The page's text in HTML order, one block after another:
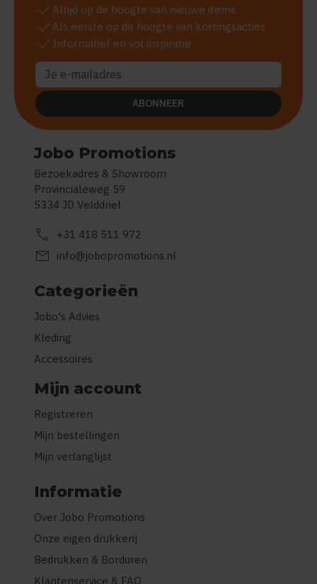
Jobo Promotions
Bezoekadres & Showroom
Provincialeweg 59
5334 JD Velddriel
call +31 418 511 972
mail info@jobopromotions.nl
Categorieën
Jobo's Advies
Kleding
Accessoires
Mijn account
Registreren
Mijn bestellingen
Mijn verlanglijst
Informatie
Over Jobo Promotions
Onze eigen drukkerij
Bedrukken & Borduren
Klantenservice & FAQ
check Altijd op de hoogte van nieuwe items
check Als eerste op de hoogte van kortingsacties
check Informatief en vol inspiratie
ABONNEER